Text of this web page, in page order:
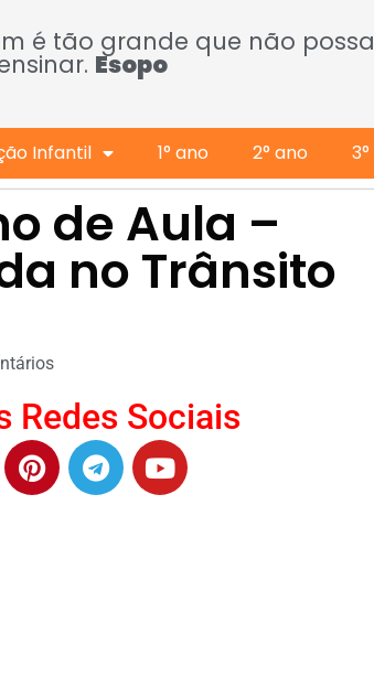
é tão grande que não
Esopo
Infantil 1° ano 2° ano
de Aula –
no Trânsito
Redes Sociais